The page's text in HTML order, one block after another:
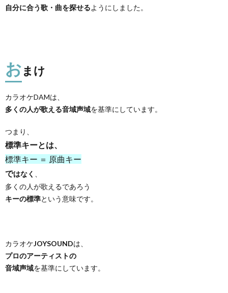
自分に合う歌・曲を探せるようにしました。
おまけ
カラオケDAMは、
多くの人が歌える音域声域を基準にしています。
つまり、
標準キーとは、
標準キー ＝ 原曲キー
ではなく
多くの人が歌えるであろう
キーの標準という意味です。
カラオケJOYSOUNDは、
プロのアーティストの
音域声域を基準にしています。